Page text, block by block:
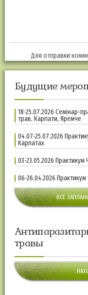
Для отправки
Будущие
18-25.07.2026 Семінар-
трав, Карпати, Яремче
04.07-25.07.2026
Карпатах
03-23.05.2026
06-26.04.2026
ВСЕ
травы